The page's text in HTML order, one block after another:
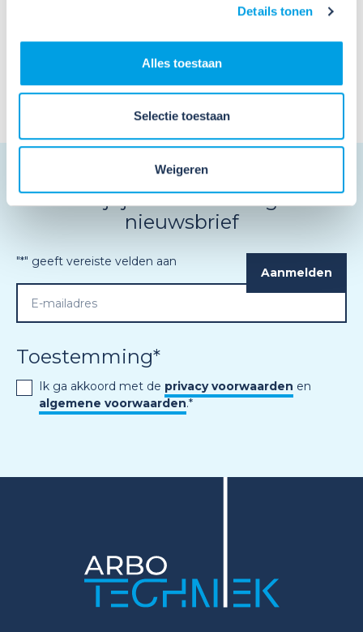
Details tonen
Alles toestaan
Selectie toestaan
Weigeren
Schrijf je in en ontvang de
nieuwsbrief
"*" geeft vereiste velden aan
Toestemming*
Ik ga akkoord met de privacy voorwaarden en
algemene voorwaarden.*